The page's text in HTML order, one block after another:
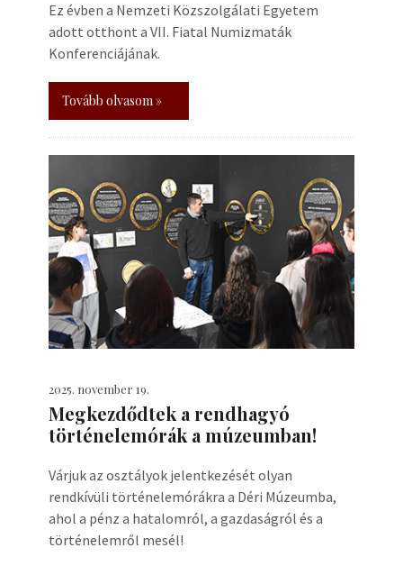
Ez évben a Nemzeti Közszolgálati Egyetem
adott otthont a VII. Fiatal Numizmaták
Konferenciájának.
Tovább olvasom »
2025. november 19.
Megkezdődtek a rendhagyó
történelemórák a múzeumban!
Várjuk az osztályok jelentkezését olyan
rendkívüli történelemórákra a Déri Múzeumba,
ahol a pénz a hatalomról, a gazdaságról és a
történelemről mesél!